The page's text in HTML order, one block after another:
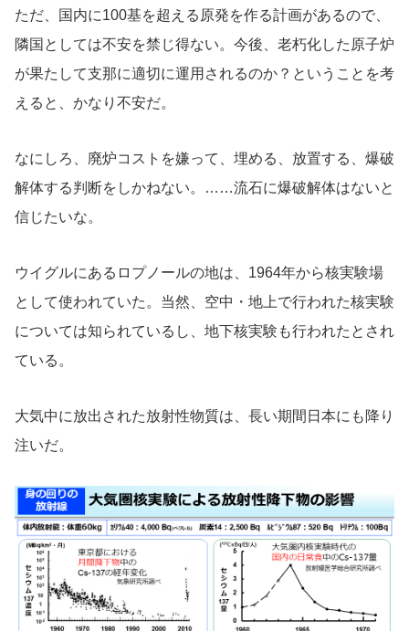
ただ、国内に100基を超える原発を作る計画があるので、
隣国としては不安を禁じ得ない。今後、老朽化した原子炉
が果たして支那に適切に運用されるのか？ということを考
えると、かなり不安だ。
なにしろ、廃炉コストを嫌って、埋める、放置する、爆破
解体する判断をしかねない。……流石に爆破解体はないと
信じたいな。
ウイグルにあるロプノールの地は、1964年から核実験場
として使われていた。当然、空中・地上で行われた核実験
については知られているし、地下核実験も行われたとされ
ている。
大気中に放出された放射性物質は、長い期間日本にも降り
注いだ。